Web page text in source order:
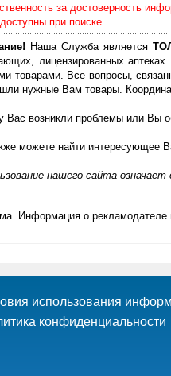
за достоверность
при поиске.
Наша Служба является
лицензированных
товарами. Все вопросы,
нужные Вам товары.
Вас возникли проблемы или Вы
можете найти интересующее
нашего сайта
Информация о рекламодателе
использования
конфиденциальности